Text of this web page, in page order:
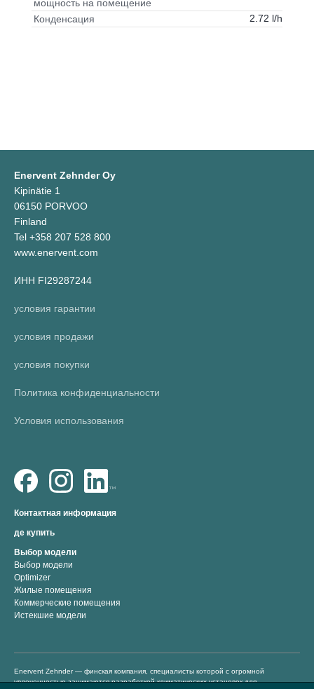
мощность на помещение
Конденсация 2.72 l/h
Enervent Zehnder Oy
Kipinätie 1
06150 PORVOO
Finland
Tel +358 207 528 800
www.enervent.com
ИНН FI29287244
условия гарантии
условия продажи
условия покупки
Политика конфиденциальности
Условия использования
Контактная информация
де купить
Выбор модели
Выбор модели
Optimizer
Жилые помещения
Коммерческие помещения
Истекшие модели
Enervent Zehnder — финская компания, специалисты которой с огромной
увлеченностью занимаются разработкой климатических установок для